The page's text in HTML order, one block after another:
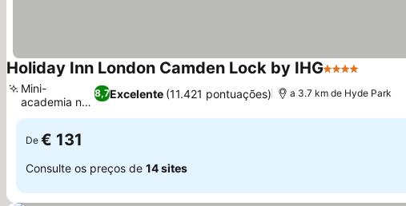
Holiday Inn London Camden Lock by IHG4 Estrelas
8,7Excelente (11.421 pontuações)
Mini-
academia no
local
a 3.7 km de Hyde Park
De € 131
Consulte os preços de 14 sites